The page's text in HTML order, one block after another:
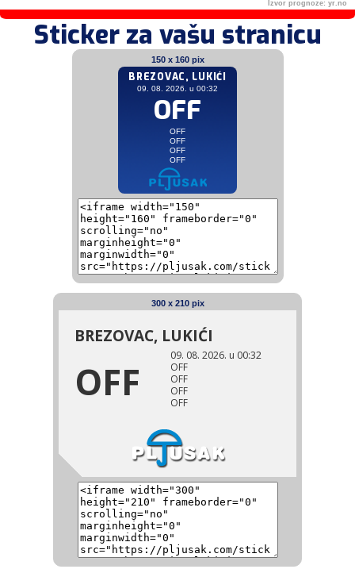
Izvor prognoze: yr.no
Sticker za vašu stranicu
150 x 160 pix
300 x 210 pix